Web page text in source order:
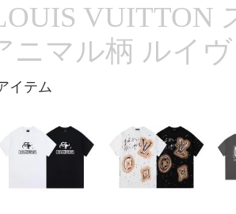
VUITTON
ニマル柄 ルイ
イテム